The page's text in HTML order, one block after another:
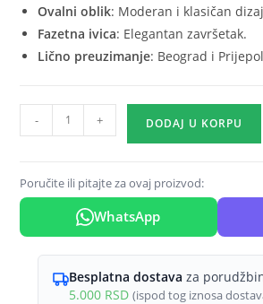
Ovalni oblik: Moderan i klasičan
Fazetna ivica: Elegantan završetak.
Lično preuzimanje: Beograd i
Ogledalo
ovalno
fazetnom
-
količina
- + DODAJ U KORPU
Poručite ili pitajte za ovaj proizvod:
WhatsApp
Besplatna dostava za
5.000 RSD (ispod tog iznosa